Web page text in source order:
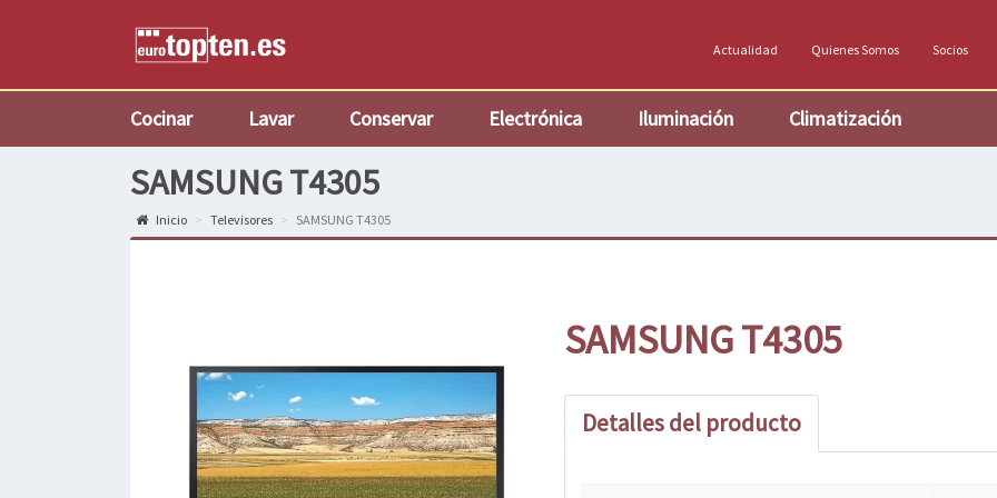
Actualidad Quienes Somos Socios
Cocinar Lavar Conservar Electrónica Iluminación Climatización
SAMSUNG T4305
Inicio Televisores SAMSUNG T4305
SAMSUNG T4305
Detalles del producto